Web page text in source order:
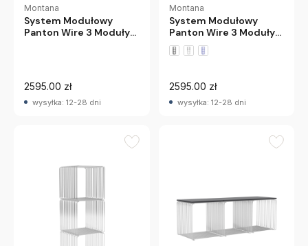
Montana
System Modułowy
Panton Wire 3 Moduły
2595.00 zł
wysyłka: 12-28 dni
Montana
System Modułowy
Panton Wire 3 Moduły
34,8 × 34,8 × 34,8 Cm
Biały Montana
2595.00 zł
wysyłka: 12-28 dni